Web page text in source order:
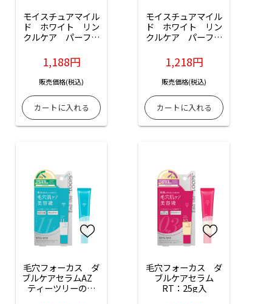
モイスチュアマイル
ド　ホワイト　リン
クルケア　パーフェ
めかえ）：200ml入
1,188円
販売価格(税込)
モイスチュアマイル
ド　ホワイト　リン
クルケア　パーフェ
230ml入
1,218円
販売価格(税込)
毛穴フォーカス　ダ
ブルケアセラムAZ
ティーツリーの香
毛穴フォーカス　ダ
ブルケアセラム
RT：25g入